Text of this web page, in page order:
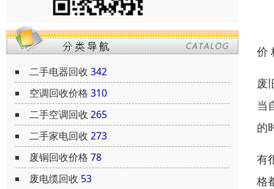
二手电器回收 342
空调回收价格 310
二手空调回收 265
二手家电回收 273
废铜回收价格 78
废电缆回收 53
价
废
当
的
有
格